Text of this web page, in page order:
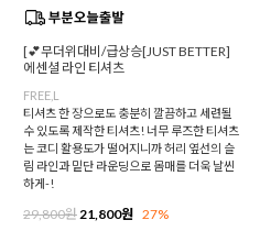
[💕무더위대비/급상승[JUST BETTER]
에센셜 라인 티셔츠
FREE,L
티셔츠 한 장으로도 충분히 깔끔하고 세련될
수 있도록 제작한 티셔츠! 너무 루즈한 티셔츠
는 코디 활용도가 떨어지니까 허리 옆선의 슬
림 라인과 밑단 라운딩으로 몸매를 더욱 날씬
하게-!
29,800원21,800원 27%